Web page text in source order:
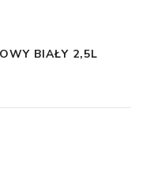
BIAŁY 2,5L